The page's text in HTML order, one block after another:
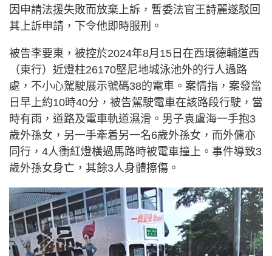
因申請法援失敗而放棄上訴，暫委法官王詩麗遂駁回
其上訴申請，下令他即時服刑。
被告李要東，被控於2024年8月15日在西環德輔道西
（東行）近燈柱26170堅尼地城泳池外的行人過路
處，不小心駕駛展示號碼38的電車。案情指，案發當
日早上約10時40分，被告駕駛電車在該路段行駛，當
時有雨，道路及電車軌道濕滑。男子袁盧海一手抱3
歲外孫女，另一手牽着另一名6歲外孫女，而外傭亦
同行，4人衝紅燈橫過馬路時被電車撞上。事件導致3
歲外孫女身亡，其餘3人身體擦傷。